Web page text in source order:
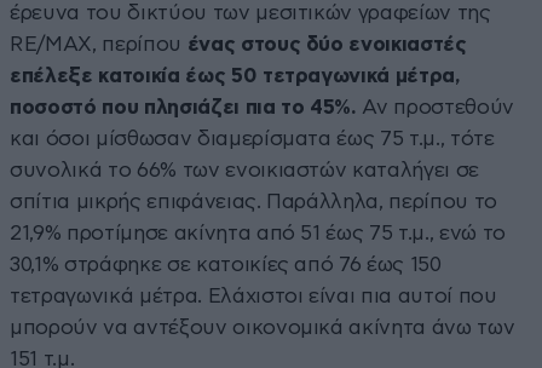
έρευνα του δικτύου των μεσιτικών γραφείων της
RE/MAX, περίπου ένας στους δύο ενοικιαστές
επέλεξε κατοικία έως 50 τετραγωνικά μέτρα,
ποσοστό που πλησιάζει πια το 45%. Αν προστεθούν
και όσοι μίσθωσαν διαμερίσματα έως 75 τ.μ., τότε
συνολικά το 66% των ενοικιαστών καταλήγει σε
σπίτια μικρής επιφάνειας. Παράλληλα, περίπου το
21,9% προτίμησε ακίνητα από 51 έως 75 τ.μ., ενώ το
30,1% στράφηκε σε κατοικίες από 76 έως 150
τετραγωνικά μέτρα. Ελάχιστοι είναι πια αυτοί που
μπορούν να αντέξουν οικονομικά ακίνητα άνω των
151 τ.μ.